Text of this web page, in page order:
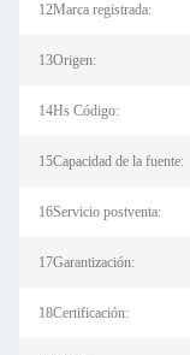
12Marca registrada:
13Origen:
14Hs Código:
15Capacidad de la fuente:
16Servicio postventa:
17Garantización:
18Certificación: